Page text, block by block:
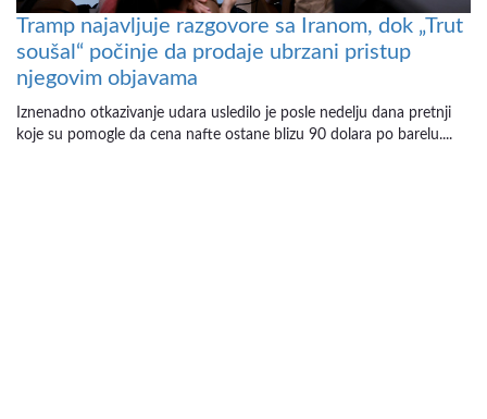
Tramp najavljuje razgovore sa Iranom, dok „Trut
soušal“ počinje da prodaje ubrzani pristup
njegovim objavama
Iznenadno otkazivanje udara usledilo je posle nedelju dana pretnji
koje su pomogle da cena nafte ostane blizu 90 dolara po barelu....